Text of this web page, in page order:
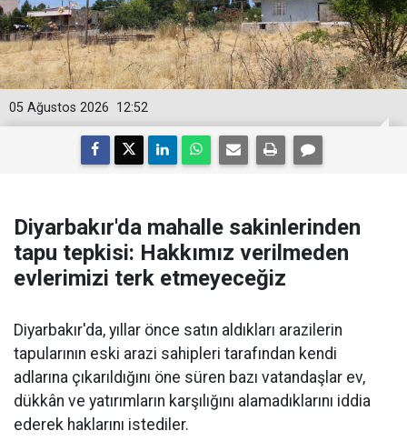
12:52
05 Ağustos 2026
Diyarbakır'da mahalle sakinlerinden
tapu tepkisi: Hakkımız verilmeden
evlerimizi terk etmeyeceğiz
Diyarbakır'da, yıllar önce satın aldıkları arazilerin
tapularının eski arazi sahipleri tarafından kendi
adlarına çıkarıldığını öne süren bazı vatandaşlar ev,
dükkân ve yatırımların karşılığını alamadıklarını iddia
ederek haklarını istediler.